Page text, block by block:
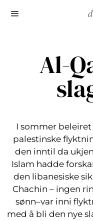
Al-
I sommer
palestinske
den inntil da
Islam hadde
den libanesiske
Chachin – ingen
sønn–var inni
med å bli den nye